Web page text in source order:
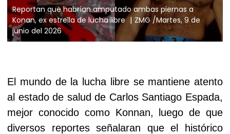
Reportan que habrían amputado ambas piernas a
Konan, ex estrella de lucha libre
ZMG /Martes, 9 de
junio del 2026
El mundo de la lucha libre se mantiene atento
al estado de salud de Carlos Santiago Espada,
mejor conocido como Konnan, luego de que
diversos reportes señalaran que el histórico